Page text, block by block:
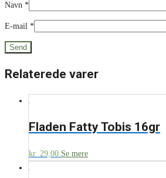
Navn *
E-mail *
Relaterede varer
Fladen Fatty Tobis 16gr
kr. 29,00 Se mere